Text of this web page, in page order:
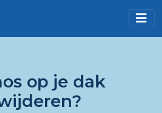
op je dak